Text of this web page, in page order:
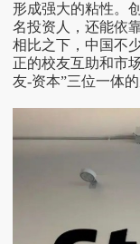
形成强大的粘性。
名投资人，还能依
相比之下，中国不
正的校友互助和市
友-资本”三位一体的